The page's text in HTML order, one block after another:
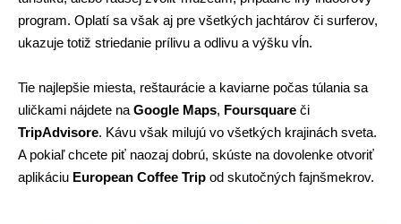
program. Oplatí sa však aj pre všetkých jachtárov či surferov,
ukazuje totiž striedanie prílivu a odlivu a výšku vĺn.
Tie najlepšie miesta, reštaurácie a kaviarne počas túlania sa
uličkami nájdete na Google Maps, Foursquare
TripAdvisore. Kávu však milujú vo všetkých krajinách sveta.
A pokiaľ chcete piť naozaj dobrú, skúste na dovolenke otvoriť
aplikáciu European Coffee Trip od skutočných fajnšmekrov.